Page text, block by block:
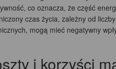
co oznacza, że część
czas życia, zależny od
mogą mieć negatywny
i korzyści